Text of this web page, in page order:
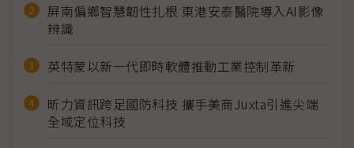
屏南偏鄉智慧韌性扎根 東港安泰醫院導入AI影像
辨識
英特蒙以新一代即時軟體推動工業控制革新
昕力資訊跨足國防科技 攜手美商Juxta引進尖端
全域定位科技